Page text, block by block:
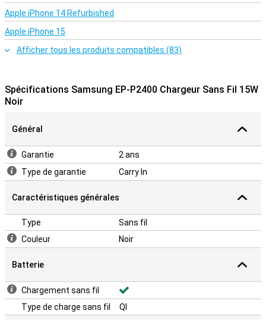
Apple iPhone 14 Refurbished
Apple iPhone 15
Afficher tous les produits compatibles (83)
Spécifications Samsung EP-P2400 Chargeur Sans Fil 15W
Noir
Général
Garantie
2 ans
Type de garantie
Carry In
Caractéristiques générales
Type
Sans fil
Couleur
Noir
Batterie
Chargement sans fil
Type de charge sans fil
QI